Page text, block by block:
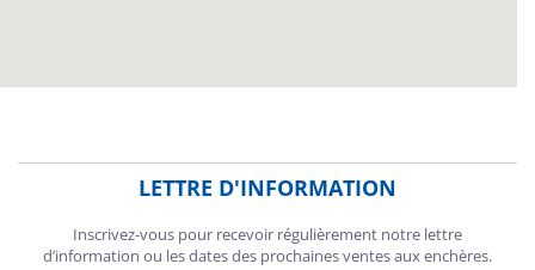
LETTRE D'INFORMATION
Inscrivez-vous pour recevoir régulièrement notre lettre
d’information ou les dates des prochaines ventes aux enchères.